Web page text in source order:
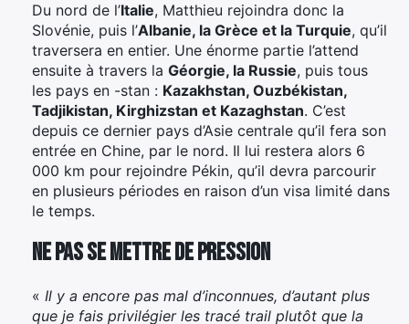
Du nord de l’Italie, Matthieu rejoindra donc la
Slovénie, puis l’Albanie, la Grèce et la Turquie, qu’il
traversera en entier. Une énorme partie l’attend
ensuite à travers la Géorgie, la Russie, puis tous
les pays en -stan : Kazakhstan, Ouzbékistan,
Tadjikistan, Kirghizstan et Kazaghstan. C’est
depuis ce dernier pays d’Asie centrale qu’il fera son
entrée en Chine, par le nord. Il lui restera alors 6
000 km pour rejoindre Pékin, qu’il devra parcourir
en plusieurs périodes en raison d’un visa limité dans
le temps.
Ne pas se mettre de pression
« Il y a encore pas mal d’inconnues, d’autant plus
que je fais privilégier les tracé trail plutôt que la